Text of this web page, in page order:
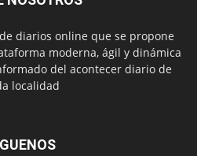
diarios online que se propone
moderna, ágil y dinámica
del acontecer diario de
localidad